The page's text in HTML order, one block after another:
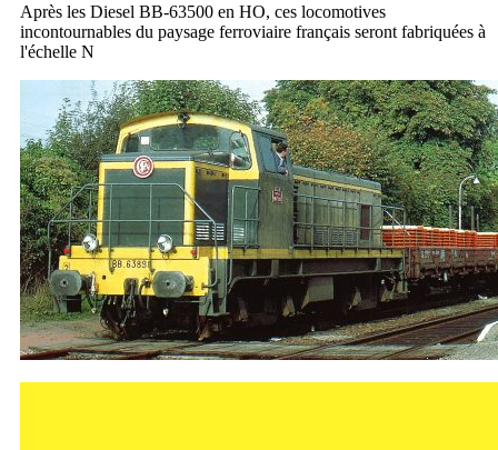
Après les Diesel BB-63500 en HO, ces locomotives
incontournables du paysage ferroviaire français seront fabriquées à
l'échelle N